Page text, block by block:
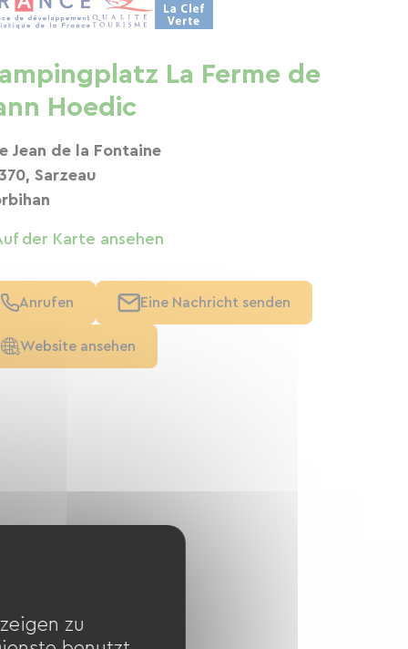
La Ferme de
Hoedic
Jean de la Fontaine
Sarzeau
der Karte ansehen
Anrufen Eine Nachricht senden
Website ansehen
zu